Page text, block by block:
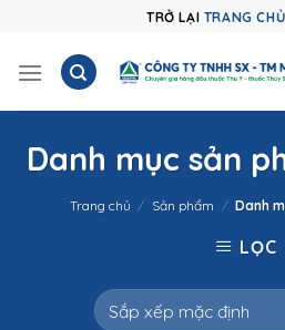
content
TRỞ LẠI TRANG
Danh mục sản
Trang chủ / Sản phẩm / Danh
LỌC